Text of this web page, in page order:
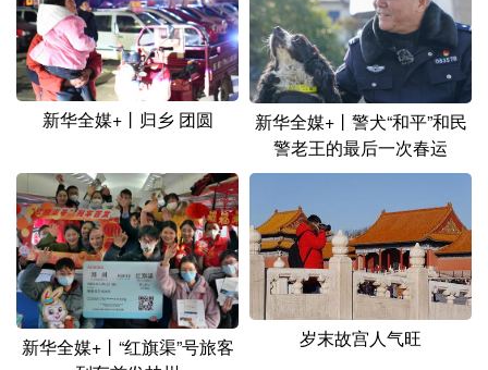
陕西 甘肃 青海 宁夏
新疆 内蒙古 黑龙江
English Español Français عربى
Русский язык 日本語 한국어
Deutsch Português
新华全媒+丨归乡 团圆
新华全媒+丨警犬“和平”和民
警老王的最后一次春运
新华全媒+丨“红旗渠”号旅客
岁末故宫人气旺